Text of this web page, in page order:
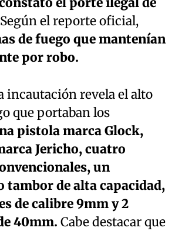
Según el reporte oficial,
de fuego que mantenían
por robo.
incautación revela el alto
que portaban los
pistola marca Glock,
Jericho, cuatro
un
tambor de alta capacidad,
de calibre 9mm y 2
40mm. Cabe destacar que